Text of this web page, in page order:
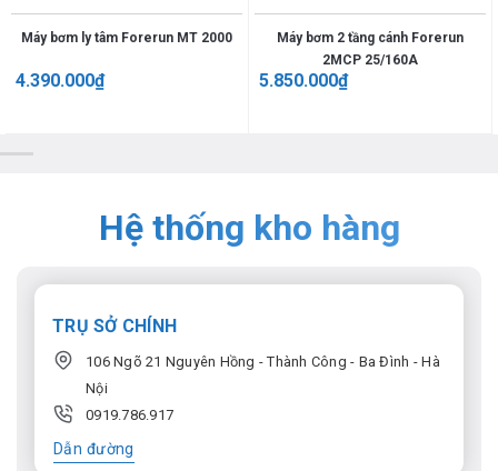
Máy bơm ly tâm Forerun MT 2000
4.390.000₫
Máy bơm 2 tầng cánh Forerun
2MCP 25/160A
5.850.000₫
Hệ thống kho hàng
TRỤ SỞ CHÍNH
106 Ngõ 21 Nguyên Hồng - Thành Công - Ba Đình - Hà
Nội
0919.786.917
Dẫn đường